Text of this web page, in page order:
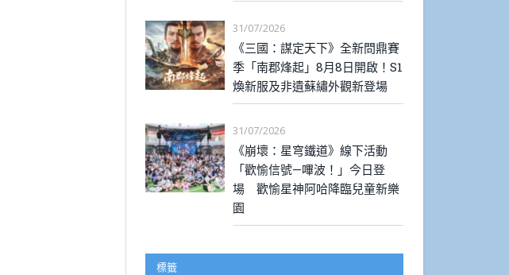
31/07/2026
《三國：謀定天下》全新問鼎賽
季「南郡烽起」8月8日開啟！S1
煥新服及非遺蘇繡外觀新登場
31/07/2026
《崩壞：星穹鐵道》線下活動
「歡愉信號—嗶波！」今日登
場 歡愉星神阿哈降臨兒童新樂
園
標籤